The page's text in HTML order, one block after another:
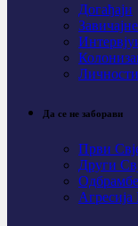
Догађаји
Личности
Да се не заборави
Први
Други